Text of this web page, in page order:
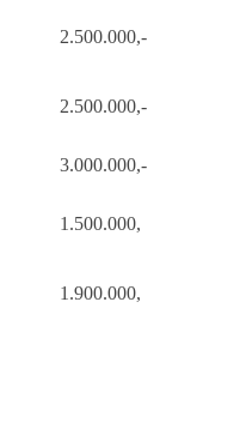
2.500.000,-
2.500.000,-
3.000.000,-
1.500.000,
1.900.000,